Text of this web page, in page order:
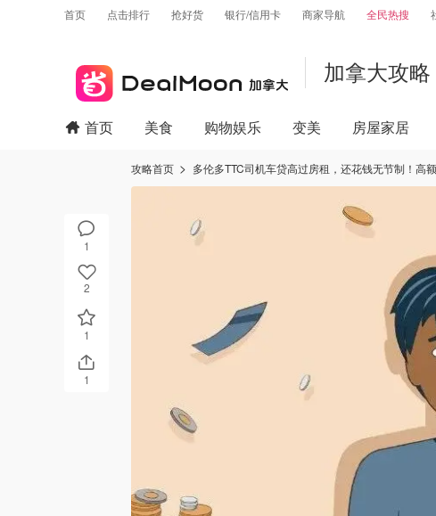
首页 点击排行 抢好货 银行/信用卡 商家导航 全民热搜
加拿大攻略
1
2
1
1
首页 美食 购物娱乐 变美 房屋家居
攻略首页 多伦多TTC司机车贷高过房租，还花钱无节制！高